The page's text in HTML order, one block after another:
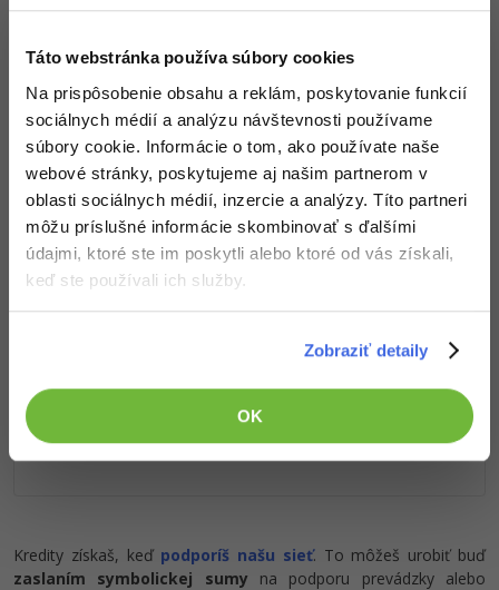
Táto webstránka používa súbory cookies
Na prispôsobenie obsahu a reklám, poskytovanie funkcií
sociálnych médií a analýzu návštevnosti používame
súbory cookie. Informácie o tom, ako používate naše
webové stránky, poskytujeme aj našim partnerom v
oblasti sociálnych médií, inzercie a analýzy. Títo partneri
môžu príslušné informácie skombinovať s ďalšími
údajmi, ktoré ste im poskytli alebo ktoré od vás získali,
keď ste používali ich služby.
Zobraziť detaily
OK
Adobe InDesign
Adobe After Effects
Blender -80%
Inkscape
-80%
Fórum
obstarania.
Kvalitné znalosti
v oblasti IT.
Zručnosti, ktoré ti pomôžu získať vysnívanú a
dobre platenú prácu.
Popis článku
Požadovaný článok má nasledujúci obsah:
V tutoriáli základov WordPressu sa pozrieme na
zabezpečenie databázy, vysvetlíme si SQL
injection a ukážeme si, ako meniť databázové
Kredity získaš, keď podporíš našu sieť. To môžeš urobiť buď
zaslaním symbolickej sumy na podporu prevádzky alebo